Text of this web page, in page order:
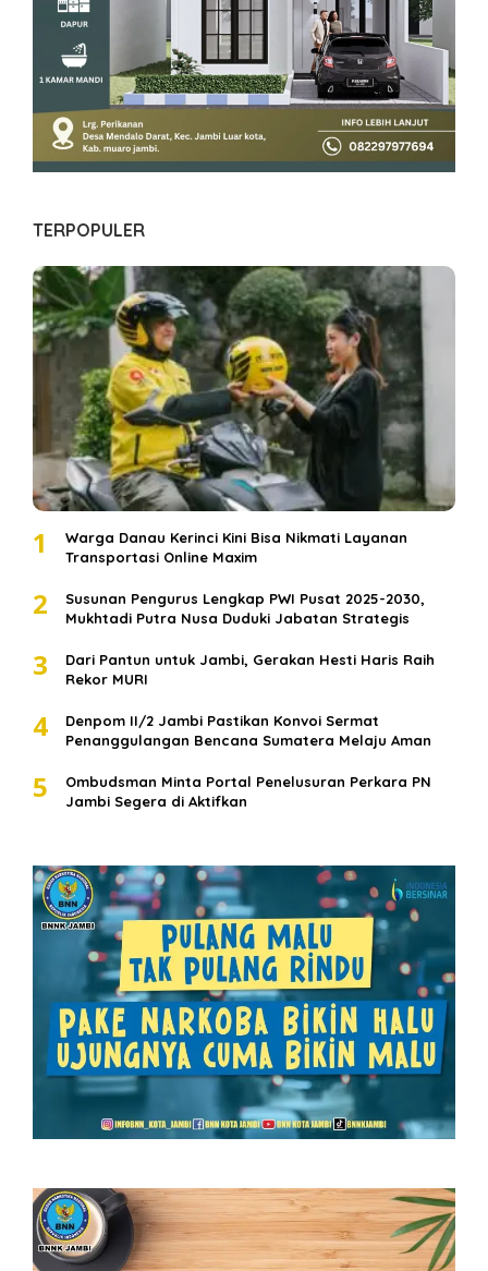
TERPOPULER
1
Warga Danau Kerinci Kini Bisa Nikmati Layanan
Transportasi Online Maxim
2
Susunan Pengurus Lengkap PWI Pusat 2025-2030,
Mukhtadi Putra Nusa Duduki Jabatan Strategis
3
Dari Pantun untuk Jambi, Gerakan Hesti Haris Raih
Rekor MURI
4
Denpom II/2 Jambi Pastikan Konvoi Sermat
Penanggulangan Bencana Sumatera Melaju Aman
5
Ombudsman Minta Portal Penelusuran Perkara PN
Jambi Segera di Aktifkan